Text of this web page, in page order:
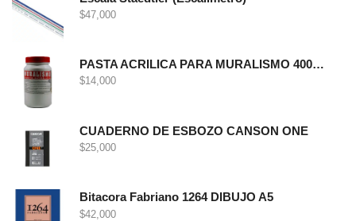
$47,000
PASTA ACRILICA PARA MURALISMO 400 GRS
$14,000
CUADERNO DE ESBOZO CANSON ONE
$25,000
Bitacora Fabriano 1264 DIBUJO A5
$42,000